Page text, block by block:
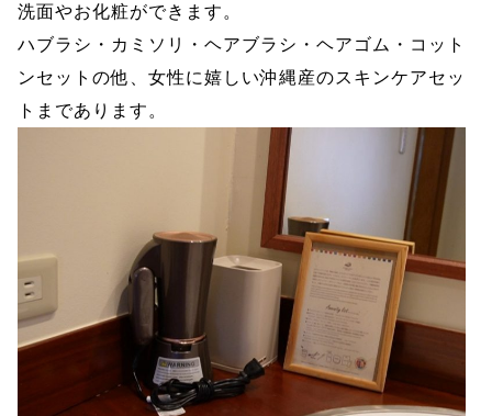
洗面やお化粧ができます。
ハブラシ・カミソリ・ヘアブラシ・ヘアゴム・コット
ンセットの他、女性に嬉しい沖縄産のスキンケアセッ
トまであります。